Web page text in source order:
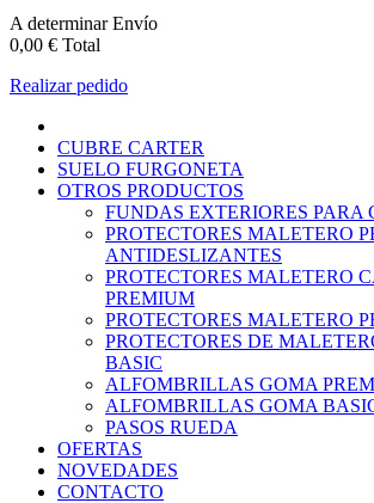
A determinarEnvío
0,00 € Total
Realizar pedido
CUBRE CARTER
SUELO FURGONETA
OTROS PRODUCTOS
FUNDAS EXTERIORES PARA
PROTECTORES MALETERO
ANTIDESLIZANTES
PROTECTORES MALETERO
PREMIUM
PROTECTORES MALETERO
PROTECTORES DE
BASIC
ALFOMBRILLAS GOMA
ALFOMBRILLAS GOMA
PASOS RUEDA
OFERTAS
NOVEDADES
CONTACTO